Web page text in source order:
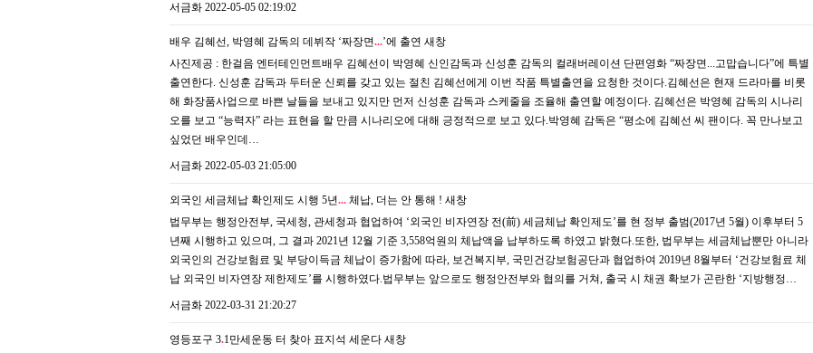
서금화 2022-05-05 02:19:02
배우 김혜선, 박영혜 감독의 데뷔작 ‘짜장면...’에 출연 새창
사진제공 : 한걸음 엔터테인먼트배우 김혜선이 박영혜 신인감독과 신성훈 감독의 컬래버레이션 단편영화 “짜장면...고맙습니다”에 특별
출연한다. 신성훈 감독과 두터운 신뢰를 갖고 있는 절친 김혜선에게 이번 작품 특별출연을 요청한 것이다.김혜선은 현재 드라마를 비롯
해 화장품사업으로 바쁜 날들을 보내고 있지만 먼저 신성훈 감독과 스케줄을 조율해 출연할 예정이다. 김혜선은 박영혜 감독의 시나리
오를 보고 “능력자” 라는 표현을 할 만큼 시나리오에 대해 긍정적으로 보고 있다.박영혜 감독은 “평소에 김혜선 씨 팬이다. 꼭 만나보고
싶었던 배우인데…
서금화 2022-05-03 21:05:00
외국인 세금체납 확인제도 시행 5년... 체납, 더는 안 통해 ! 새창
법무부는 행정안전부, 국세청, 관세청과 협업하여 ‘외국인 비자연장 전(前) 세금체납 확인제도’를 현 정부 출범(2017년 5월) 이후부터 5
년째 시행하고 있으며, 그 결과 2021년 12월 기준 3,558억원의 체납액을 납부하도록 하였고 밝혔다.또한, 법무부는 세금체납뿐만 아니라
외국인의 건강보험료 및 부당이득금 체납이 증가함에 따라, 보건복지부, 국민건강보험공단과 협업하여 2019년 8월부터 ‘건강보험료 체
납 외국인 비자연장 제한제도’를 시행하였다.법무부는 앞으로도 행정안전부와 협의를 거쳐, 출국 시 채권 확보가 곤란한 ‘지방행정…
서금화 2022-03-31 21:20:27
영등포구 3.1만세운동 터 찾아 표지석 세운다 새창